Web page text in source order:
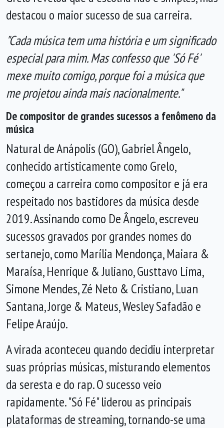
destacou o maior sucesso de sua carreira.
"Cada música tem uma história e um significado
especial para mim. Mas confesso que 'Só Fé'
mexe muito comigo, porque foi a música que
me projetou ainda mais nacionalmente."
De compositor de grandes sucessos a fenômeno da
música
Natural de Anápolis (GO), Gabriel Ângelo,
conhecido artisticamente como Grelo,
começou a carreira como compositor e já era
respeitado nos bastidores da música desde
2019. Assinando como De Ângelo, escreveu
sucessos gravados por grandes nomes do
sertanejo, como Marília Mendonça, Maiara &
Maraísa, Henrique & Juliano, Gusttavo Lima,
Simone Mendes, Zé Neto & Cristiano, Luan
Santana, Jorge & Mateus, Wesley Safadão e
Felipe Araújo.
A virada aconteceu quando decidiu interpretar
suas próprias músicas, misturando elementos
da seresta e do rap. O sucesso veio
rapidamente. "Só Fé" liderou as principais
plataformas de streaming, tornando-se uma